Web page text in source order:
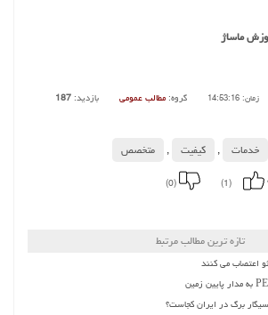
ماساژ
زمان: 14:53:16 گروه: مطالب عمومی بازدید: 187
خدمات , كیفیت ,
متخصص
(1)
(0)
تازه ترین مطالب مرتبط
اعتصاب می کنند
برگ در ایران کجاست؟